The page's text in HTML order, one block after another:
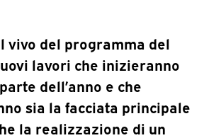
vivo del programma del
lavori che inizieranno
dell’anno e che
sia la facciata principale
la realizzazione di un